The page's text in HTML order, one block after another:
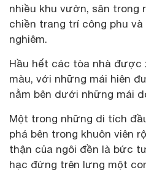
nhiều khu vườn, sân trong
chiền trang trí công phu
nghiêm.
Hầu hết các tòa nhà được
màu, với những mái hiên
nằm bên dưới những mái
Một trong những di tích
phá bên trong khuôn viên
thận của ngôi đền là bức
hạc đứng trên lưng một